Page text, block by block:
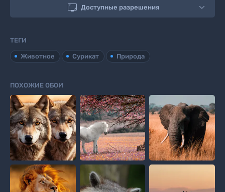
 Доступные разрешения
ТЕГИ
Животное Сурикат Природа
ПОХОЖИЕ ОБОИ